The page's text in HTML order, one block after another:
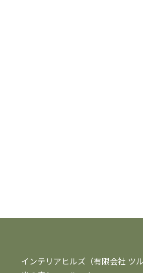
インテリアヒルズ（有限会社 ツル